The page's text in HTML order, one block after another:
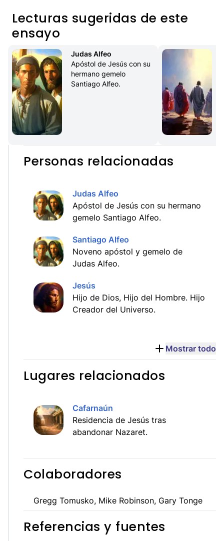
Lecturas sugeridas de este
ensayo
Judas Alfeo
Apóstol de Jesús con su
hermano gemelo
Santiago Alfeo.
Personas relacionadas
Judas Alfeo
Apóstol de Jesús con su hermano
gemelo Santiago Alfeo.
Santiago Alfeo
Noveno apóstol y gemelo de
Judas Alfeo.
Jesús
Hijo de Dios, Hijo del Hombre. Hijo
Creador del Universo.
Mostrar todo
Lugares relacionados
Cafarnaún
Residencia de Jesús tras
abandonar Nazaret.
Colaboradores
Gregg Tomusko, Mike Robinson, Gary Tonge
Referencias y fuentes